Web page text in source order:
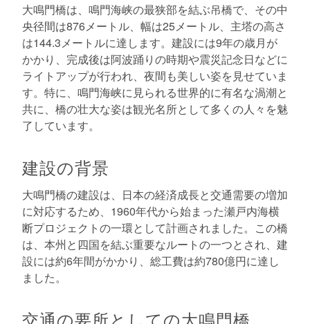
大鳴門橋は、鳴門海峡の最狭部を結ぶ吊橋で、その中
央径間は876メートル、幅は25メートル、主塔の高さ
は144.3メートルに達します。建設には9年の歳月が
かかり、完成後は阿波踊りの時期や震災記念日などに
ライトアップが行われ、夜間も美しい姿を見せていま
す。特に、鳴門海峡に見られる世界的に有名な渦潮と
共に、橋の壮大な姿は観光名所として多くの人々を魅
了しています。
建設の背景
大鳴門橋の建設は、日本の経済成長と交通需要の増加
に対応するため、1960年代から始まった瀬戸内海横
断プロジェクトの一環として計画されました。この橋
は、本州と四国を結ぶ重要なルートの一つとされ、建
設には約6年間がかかり、総工費は約780億円に達し
ました。
交通の要所としての大鳴門橋